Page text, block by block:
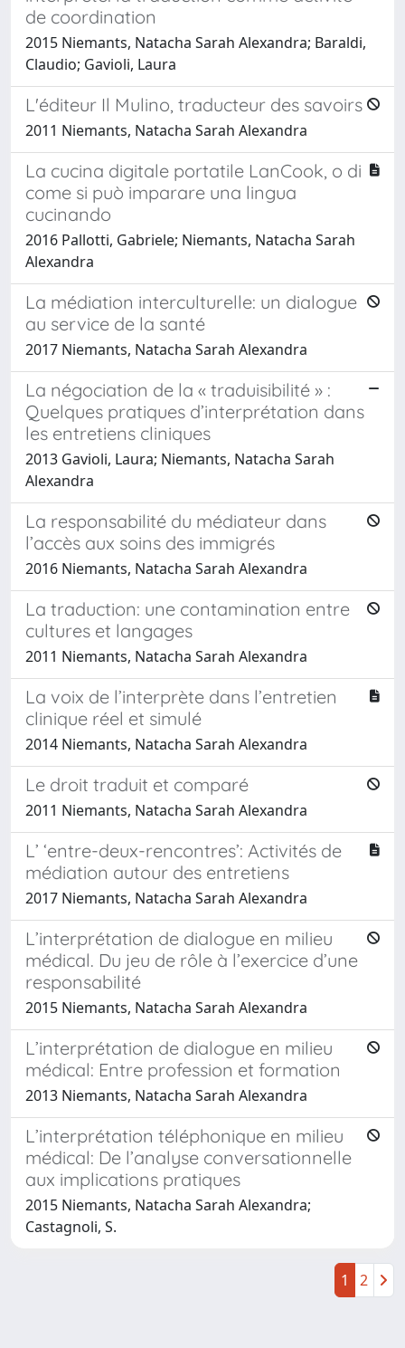
de coordination
2015 Niemants, Natacha Sarah Alexandra; Baraldi,
Claudio; Gavioli, Laura
L'éditeur Il Mulino, traducteur des savoirs
2011 Niemants, Natacha Sarah Alexandra
La cucina digitale portatile LanCook, o di
come si può imparare una lingua
cucinando
2016 Pallotti, Gabriele; Niemants, Natacha Sarah
Alexandra
La médiation interculturelle: un dialogue
au service de la santé
2017 Niemants, Natacha Sarah Alexandra
La négociation de la « traduisibilité » :
Quelques pratiques d’interprétation dans
les entretiens cliniques
2013 Gavioli, Laura; Niemants, Natacha Sarah
Alexandra
La responsabilité du médiateur dans
l’accès aux soins des immigrés
2016 Niemants, Natacha Sarah Alexandra
La traduction: une contamination entre
cultures et langages
2011 Niemants, Natacha Sarah Alexandra
La voix de l’interprète dans l’entretien
clinique réel et simulé
2014 Niemants, Natacha Sarah Alexandra
Le droit traduit et comparé
2011 Niemants, Natacha Sarah Alexandra
L’ ‘entre-deux-rencontres’: Activités de
médiation autour des entretiens
2017 Niemants, Natacha Sarah Alexandra
L’interprétation de dialogue en milieu
médical. Du jeu de rôle à l’exercice d’une
responsabilité
2015 Niemants, Natacha Sarah Alexandra
L’interprétation de dialogue en milieu
médical: Entre profession et formation
2013 Niemants, Natacha Sarah Alexandra
L’interprétation téléphonique en milieu
médical: De l’analyse conversationnelle
aux implications pratiques
2015 Niemants, Natacha Sarah Alexandra;
Castagnoli, S.
1 2